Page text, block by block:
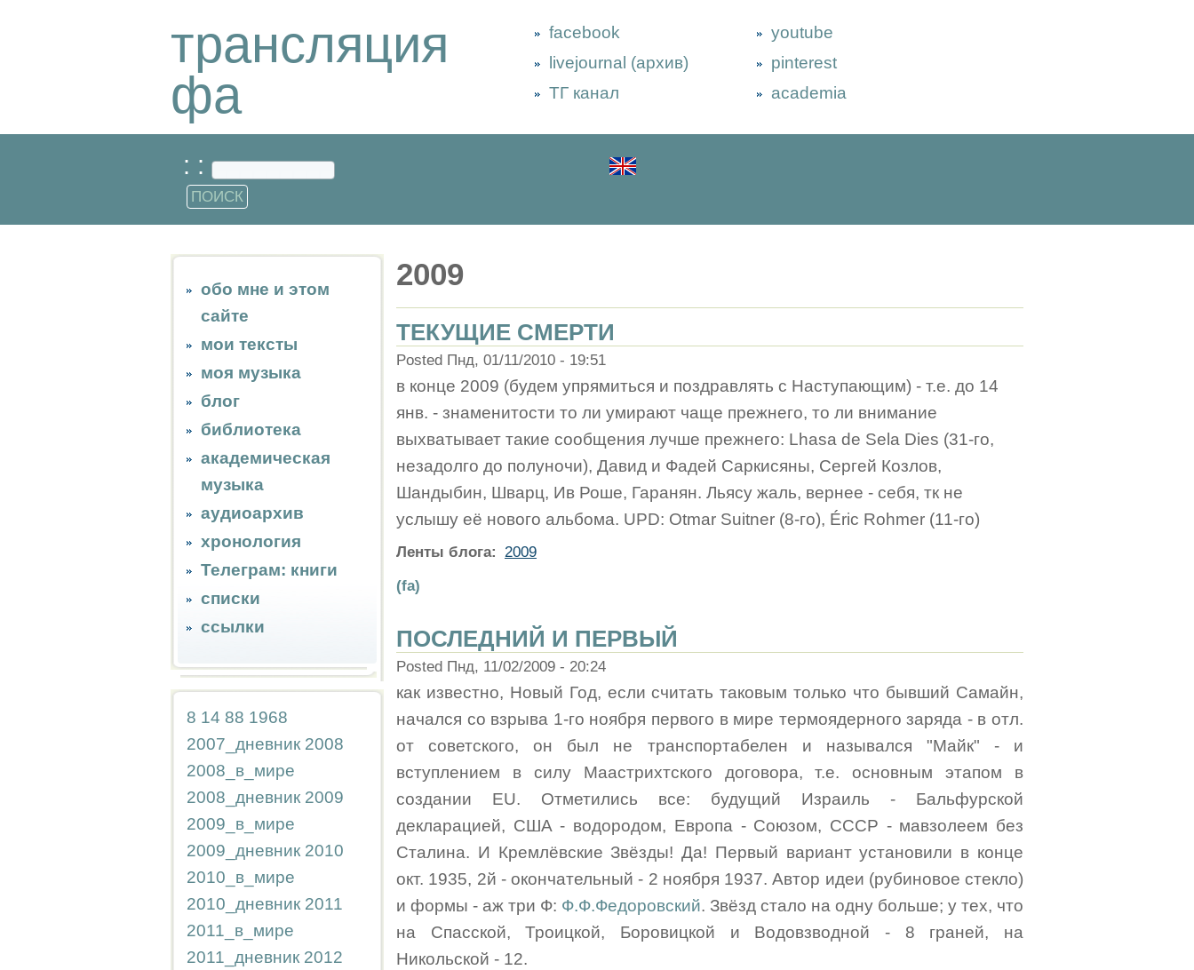
трансляция
фа
facebook
livejournal (архив)
ТГ канал
youtube
pinterest
academia
: :
обо мне и этом
сайте
мои тексты
моя музыка
блог
библиотека
академическая
музыка
аудиоархив
хронология
Телеграм: книги
списки
ссылки
8 14 88 1968
2007_дневник 2008
2008_в_мире
2008_дневник 2009
2009_в_мире
2009_дневник 2010
2010_в_мире
2010_дневник 2011
2011_в_мире
2011_дневник 2012
2009
ТЕКУЩИЕ СМЕРТИ
Posted Пнд, 01/11/2010 - 19:51
в конце 2009 (будем упрямиться и поздравлять с Наступающим) - т.е. до 14
янв. - знаменитости то ли умирают чаще прежнего, то ли внимание
выхватывает такие сообщения лучше прежнего: Lhasa de Sela Dies (31-го,
незадолго до полуночи), Давид и Фадей Саркисяны, Сергей Козлов,
Шандыбин, Шварц, Ив Роше, Гаранян. Льясу жаль, вернее - себя, тк не
услышу её нового альбома. UPD: Otmar Suitner (8-го), Éric Rohmer (11-го)
Ленты блога: 2009
(fa)
ПОСЛЕДНИЙ И ПЕРВЫЙ
Posted Пнд, 11/02/2009 - 20:24
как известно, Новый Год, если считать таковым только что бывший Самайн,
начался со взрыва 1-го ноября первого в мире термоядерного заряда - в отл.
от советского, он был не транспортабелен и назывался "Майк" - и
вступлением в силу Маастрихтского договора, т.е. основным этапом в
создании EU. Отметились все: будущий Израиль - Бальфурской
декларацией, США - водородом, Европа - Союзом, СССР - мавзолеем без
Сталина. И Кремлёвские Звёзды! Да! Первый вариант установили в конце
окт. 1935, 2й - окончательный - 2 ноября 1937. Автор идеи (рубиновое стекло)
и формы - аж три Ф: Ф.Ф.Федоровский. Звёзд стало на одну больше; у тех, что
на Спасской, Троицкой, Боровицкой и Водовзводной - 8 граней, на
Никольской - 12.